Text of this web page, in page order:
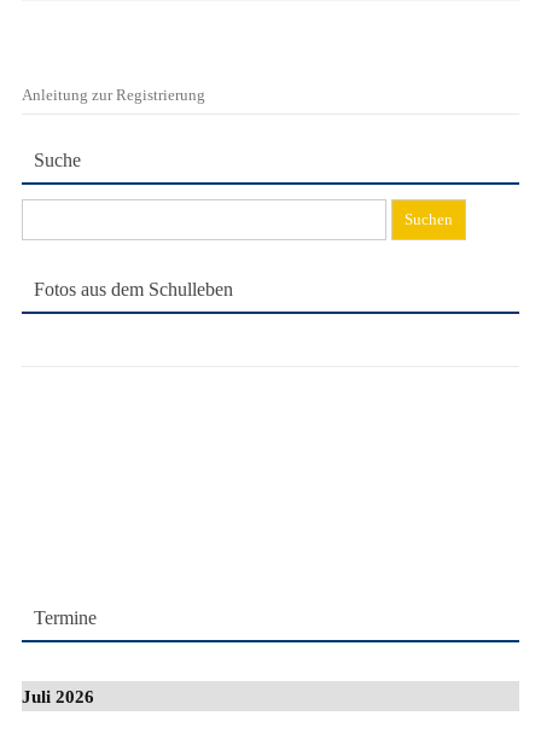
Anleitung zur Registrierung
Suche
nach:
Fotos aus dem Schulleben
Termine
Juli 2026